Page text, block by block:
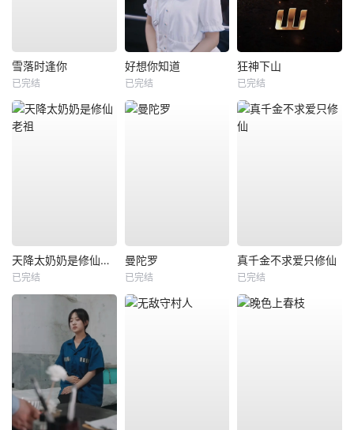
雪落时逢你
已完结
好想你知道
已完结
狂神下山
已完结
天降太奶奶是修仙老祖
已完结
曼陀罗
已完结
真千金不求爱只修仙
已完结